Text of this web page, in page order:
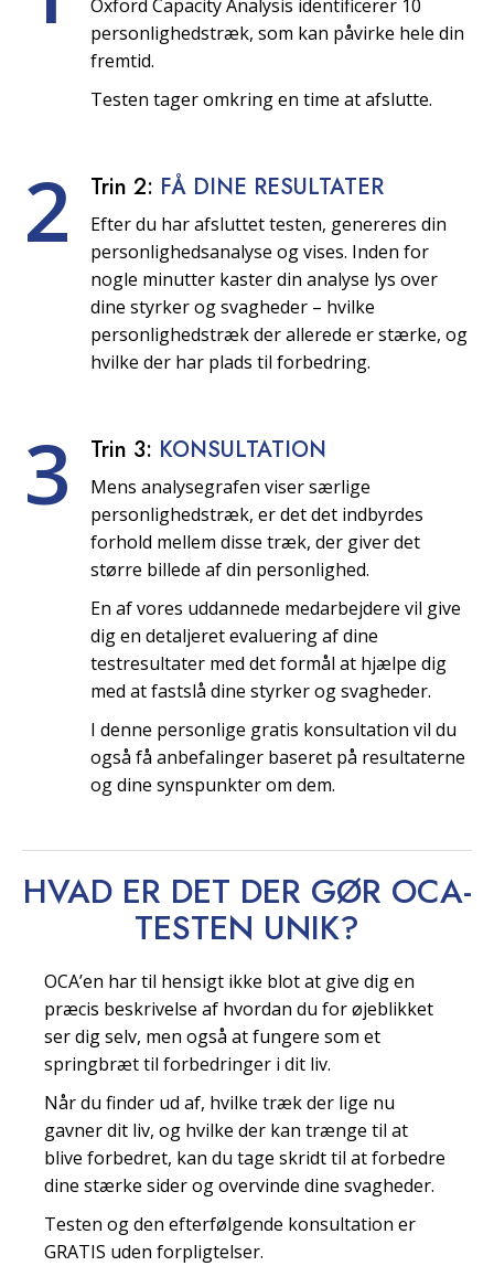
Oxford Capacity Analysis identificerer 10
personlighedstræk, som kan påvirke hele din
fremtid.
Testen tager omkring en time at afslutte.
2 Trin 2: FÅ DINE RESULTATER
Efter du har afsluttet testen, genereres din
personlighedsanalyse og vises. Inden for
nogle minutter kaster din analyse lys over
dine styrker og svagheder – hvilke
personlighedstræk der allerede er stærke, og
hvilke der har plads til forbedring.
3 Trin 3: KONSULTATION
Mens analysegrafen viser særlige
personlighedstræk, er det det indbyrdes
forhold mellem disse træk, der giver det
større billede af din personlighed.
En af vores uddannede medarbejdere vil give
dig en detaljeret evaluering af dine
testresultater med det formål at hjælpe dig
med at fastslå dine styrker og svagheder.
I denne personlige gratis konsultation vil du
også få anbefalinger baseret på resultaterne
og dine synspunkter om dem.
HVAD ER DET DER GØR OCA-
TESTEN UNIK?
OCA’en har til hensigt ikke blot at give dig en
præcis beskrivelse af hvordan du for øjeblikket
ser dig selv, men også at fungere som et
springbræt til forbedringer i dit liv.
Når du finder ud af, hvilke træk der lige nu
gavner dit liv, og hvilke der kan trænge til at
blive forbedret, kan du tage skridt til at forbedre
dine stærke sider og overvinde dine svagheder.
Testen og den efterfølgende konsultation er
GRATIS uden forpligtelser.